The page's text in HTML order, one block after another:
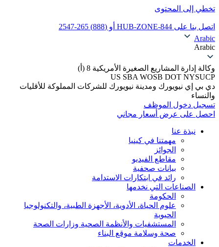
تخطي إلى المحتوى
اتصل بنا على 844-HUB-ZONE أو (888) 265-2547
Arabic
Arabic
وكالة إدارة المشاريع الصغيرة الأمريكية 8 (أ)
US SBA WOSB DOT NYSUCP
دي بي إي نيويورك ومدينة نيويورك للشركات المملوكة للأقليات
والنساء
تسجيل دخول الموظف
احصل على عرض أسعار مجاني
نبذة عنا
مهمتنا في كينيا
الجوائز
مقاطع الفيديو
بيانات صحفية
رائد في ابتكارات الاستدامة
الصناعات التي نخدمها
الحكومة
علوم الحياة، الأدوية، الأجهزة الطبية، والتكنولوجيا
الحيوية
المستشفيات والأنظمة الصحية وزارات الصحة
صحة وسلامة موقع البناء
الخدمات